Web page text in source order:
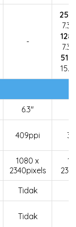
-
6.3"
409ppi
1080 x
2340pixels
Tidak
Tidak